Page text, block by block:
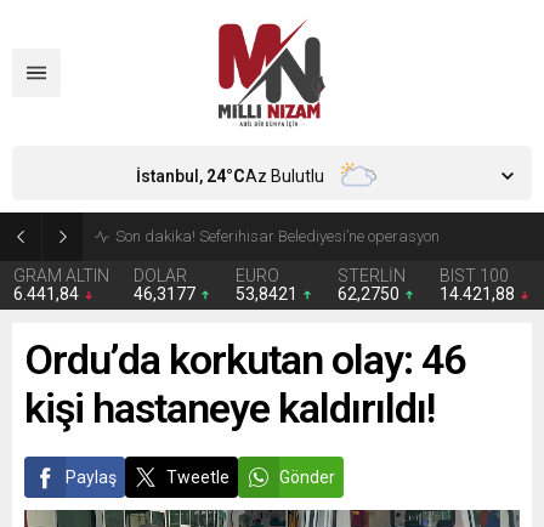
4 firmanın denetim kayyımı durduruldu
GRAM ALTIN
6.441,84
DOLAR
46,3177
EURO
53,8421
STERLİN
62,2750
BIST 100
14.421,88
İstanbul, 24°CAz Bulutlu
Ordu’da korkutan olay: 46
kişi hastaneye kaldırıldı!
Paylaş Tweetle Gönder